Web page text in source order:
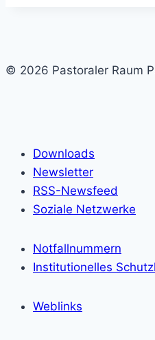
© 2026 Pastoraler Raum
Downloads
Newsletter
RSS-Newsfeed
Soziale Netzwerke
Notfallnummern
Institutionelles
Weblinks